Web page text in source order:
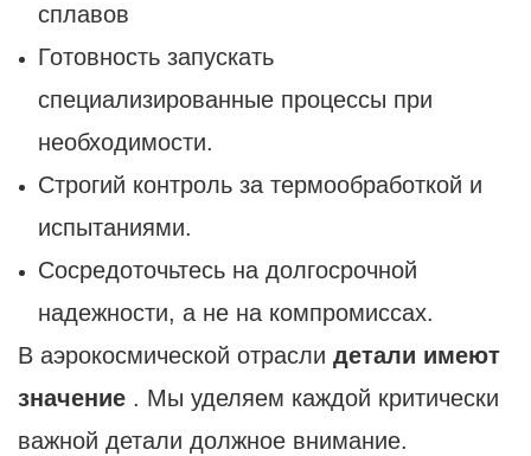
сплавов
Готовность запускать
специализированные процессы при
необходимости.
Строгий контроль за термообработкой и
испытаниями.
Сосредоточьтесь на долгосрочной
надежности, а не на компромиссах.
В аэрокосмической отрасли детали имеют
значение . Мы уделяем каждой критически
важной детали должное внимание.